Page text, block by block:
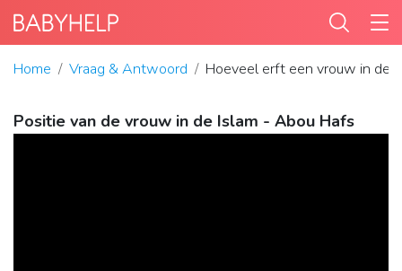
Home Vraag & Antwoord Hoeveel erft een vrouw in de
Positie van de vrouw in de Islam - Abou Hafs